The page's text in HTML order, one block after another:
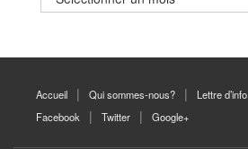
magazine
Accueil Qui sommes-nous? Lettre d’info
Facebook
Twitter Google+